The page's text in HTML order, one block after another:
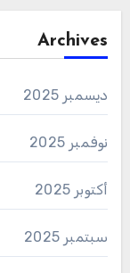
Archives
ديسمبر 2025
نوفمبر 2025
أكتوبر 2025
سبتمبر 2025